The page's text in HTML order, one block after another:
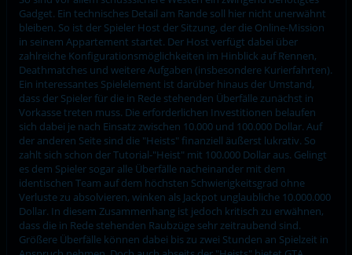
Gadget. Ein technisches Detail am Rande soll hier nicht unerwähnt
bleiben. So ist der Spieler Host der Sitzung, der die Online-Mission
in seinem Appartement startet. Der Host verfügt dabei über
zahlreiche Konfigurationsmöglichkeiten im Hinblick auf Rennen,
Deathmatches und weitere Aufgaben (insbesondere Kurierfahrten).
Ein interessantes Spielelement ist darüber hinaus der Umstand,
dass der Spieler für die in Rede stehenden Überfälle zunächst in
Vorkasse treten muss. Die erforderlichen Investitionen belaufen
sich dabei je nach Einsatz zwischen 10.000 und 100.000 Dollar. Auf
der anderen Seite sind die "Heists" finanziell äußerst lukrativ. So
zahlt sich schon der Tutorial-"Heist" mit 100.000 Dollar aus. Gelingt
es dem Spieler sogar alle Überfälle nacheinander mit dem
identischen Team auf dem höchsten Schwierigkeitsgrad ohne
Verluste zu absolvieren, winken als Jackpot unglaubliche 10.000.000
Dollar. In diesem Zusammenhang ist jedoch kritisch zu erwähnen,
dass die in Rede stehenden Raubzüge sehr zeitraubend sind.
Größere Überfälle können dabei bis zu zwei Stunden an Spielzeit in